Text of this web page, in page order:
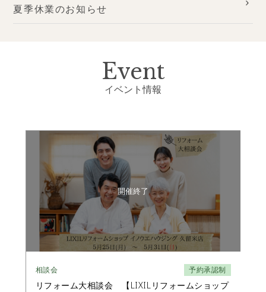
夏季休業のお知らせ
Event
イベント情報
相談会 予約承認制
リフォーム大相談会 【LIXILリフォームショップ